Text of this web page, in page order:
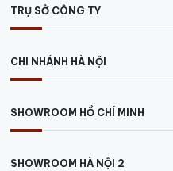
TRỤ SỞ CÔNG TY
CHI NHÁNH HÀ NỘI
SHOWROOM HỒ CHÍ MINH
SHOWROOM HÀ NỘI 2